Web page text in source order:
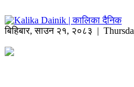
बिहिबार,साउन २१, २०८३ |